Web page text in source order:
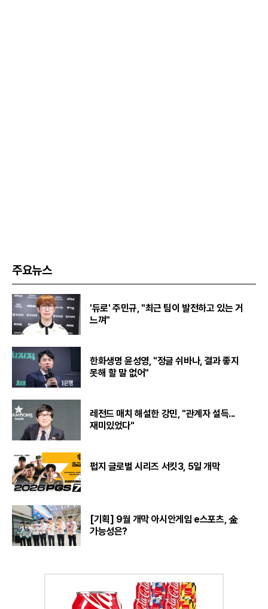
주요뉴스
'듀로' 주민규, "최근 팀이 발전하고 있는 거
느껴"
한화생명 윤성영, "정글 쉬바나, 결과 좋지
못해 할 말 없어"
레전드 매치 해설한 강민, "관계자 설득...
재미있었다"
펍지 글로벌 시리즈 서킷3, 5일 개막
[기획] 9월 개막 아시안게임 e스포츠, 金
가능성은?